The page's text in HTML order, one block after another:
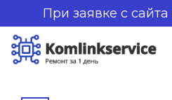
При заявке с